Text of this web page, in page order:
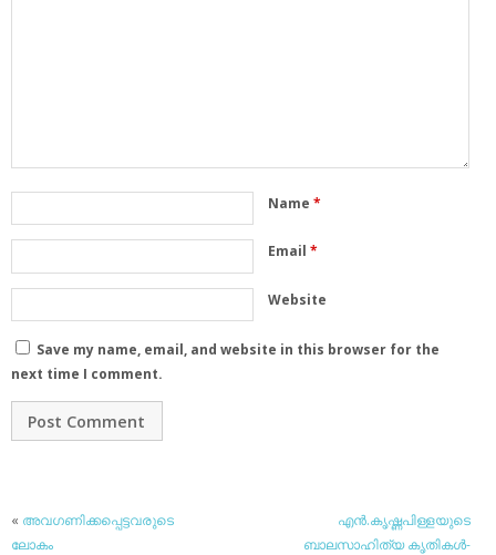
Name *
Email *
Website
Save my name, email, and website in this browser for the
next time I comment.
« അവഗണിക്കപ്പെട്ടവരുടെ
ലോകം
എന്‍.കൃഷ്ണപിള്ളയുടെ
ബാലസാഹിത്യ കൃതികള്‍-